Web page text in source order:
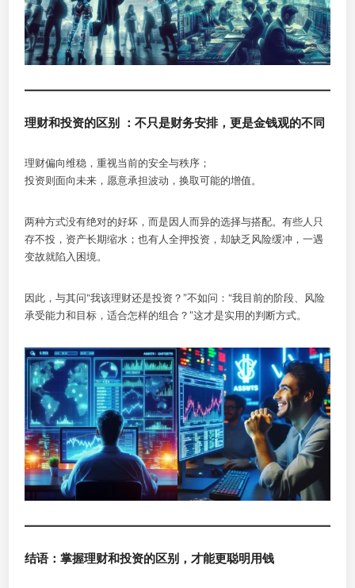
理财和投资的区别 ：不只是财务安排，更是金钱观的不同
理财偏向维稳，重视当前的安全与秩序；
投资则面向未来，愿意承担波动，换取可能的增值。
两种方式没有绝对的好坏，而是因人而异的选择与搭配。有些人只
存不投，资产长期缩水；也有人全押投资，却缺乏风险缓冲，一遇
变故就陷入困境。
因此，与其问“我该理财还是投资？”不如问：“我目前的阶段、风险
承受能力和目标，适合怎样的组合？”这才是实用的判断方式。
结语：掌握理财和投资的区别，才能更聪明用钱